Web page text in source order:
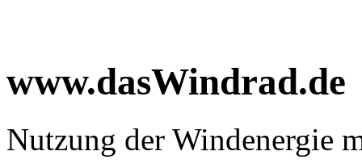
www.dasWindrad.de
Nutzung der Windenergie